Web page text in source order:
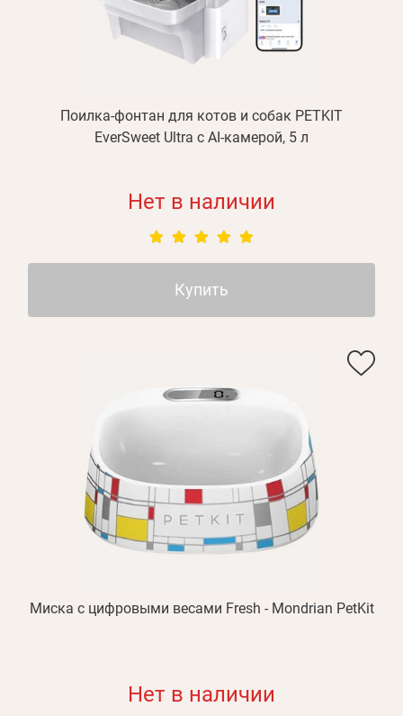
Поилка-фонтан для котов и собак PETKIT
EverSweet Ultra с AI-камерой, 5 л
Нет в наличии
Купить
Миска с цифровыми весами Fresh - Mondrian PetKit
Нет в наличии